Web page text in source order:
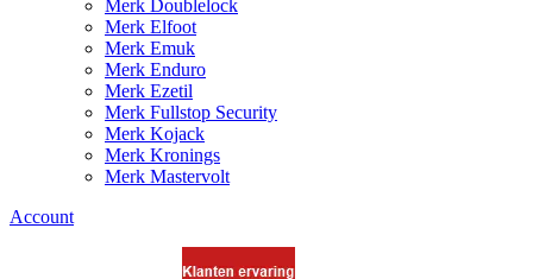
Merk Doublelock
Merk Elfoot
Merk Emuk
Merk Enduro
Merk Ezetil
Merk Fullstop Security
Merk Kojack
Merk Kronings
Merk Mastervolt
Account